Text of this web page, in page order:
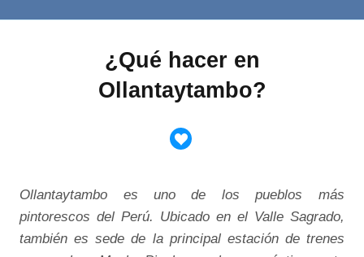
¿Qué hacer en
Ollantaytambo?
Ollantaytambo es uno de los pueblos más
pintorescos del Perú. Ubicado en el Valle Sagrado,
también es sede de la principal estación de trenes